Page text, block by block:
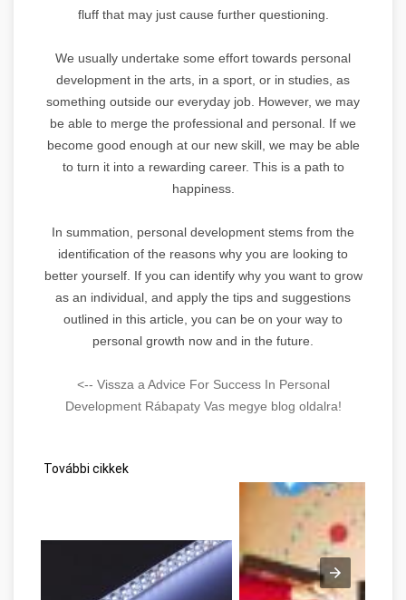
fluff that may just cause further questioning.
We usually undertake some effort towards personal
development in the arts, in a sport, or in studies, as
something outside our everyday job. However, we may
be able to merge the professional and personal. If we
become good enough at our new skill, we may be able
to turn it into a rewarding career. This is a path to
happiness.
In summation, personal development stems from the
identification of the reasons why you are looking to
better yourself. If you can identify why you want to grow
as an individual, and apply the tips and suggestions
outlined in this article, you can be on your way to
personal growth now and in the future.
<-- Vissza a Advice For Success In Personal
Development Rábapaty Vas megye blog oldalra!
További cikkek